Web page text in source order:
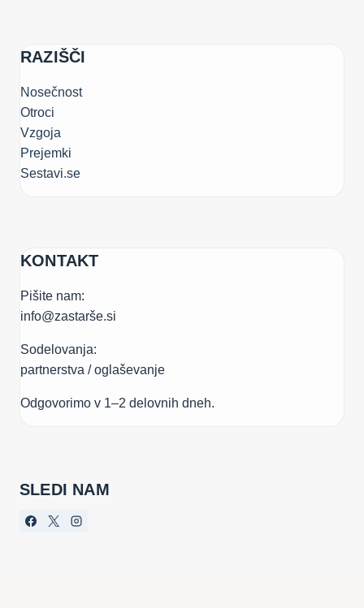
RAZIŠČI
Nosečnost
Otroci
Vzgoja
Prejemki
Sestavi.se
KONTAKT
Pišite nam:
info@zastarše.si
Sodelovanja:
partnerstva / oglaševanje
Odgovorimo v 1–2 delovnih dneh.
SLEDI NAM